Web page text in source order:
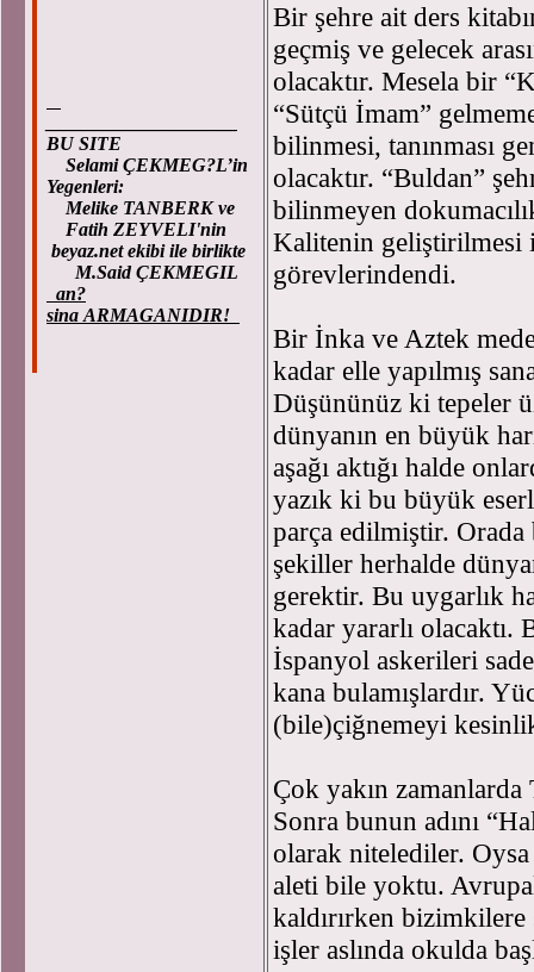
BU SITE
Selami ÇEKMEG?L’in
Yegenleri:
Melike TANBERK ve
Fatih ZEYVELI'nin
beyaz.net ekibi ile birlikte
M.Said ÇEKMEGIL
an?
sina ARMAGANIDIR!
Bir şehre ait ders
geçmiş ve gelecek
olacaktır. Mesela bir
“Sütçü İmam”
bilinmesi, tanınması
olacaktır. “Buldan”
bilinmeyen
Kalitenin geliştirilmesi
görevlerindendi.
Bir İnka ve Aztek
kadar elle yapılmış
Düşününüz ki tepeler
dünyanın en büyük
aşağı aktığı halde
yazık ki bu büyük
parça edilmiştir. Orada
şekiller herhalde
gerektir. Bu uygarlık
kadar yararlı olacaktı.
İspanyol askerileri
kana bulamışlardır.
(bile)çiğnemeyi
Çok yakın
Sonra bunun adını
olarak nitelediler. Oysa
aleti bile yoktu.
kaldırırken bizimkilere
işler aslında okulda